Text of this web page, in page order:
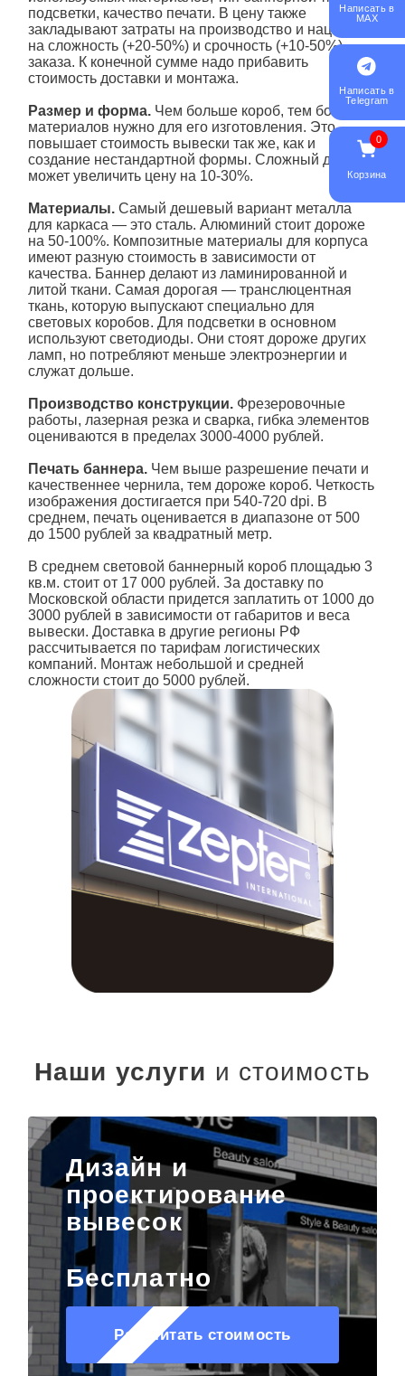
подсветки, качество печати. В цену также
закладывают затраты на производство и наценки
на сложность (+20-50%) и срочность (+10-50%)
заказа. К конечной сумме надо прибавить
стоимость доставки и монтажа.
Размер и форма.Чем больше короб, тем больше
материалов нужно для его изготовления. Это
повышает стоимость вывески так же, как и
создание нестандартной формы. Сложный дизайн
может увеличить цену на 10-30%.
Материалы. Самый дешевый вариант металла
для каркаса — это сталь. Алюминий стоит дороже
на 50-100%. Композитные материалы для корпуса
имеют разную стоимость в зависимости от
качества. Баннер делают из ламинированной и
литой ткани. Самая дорогая — транслюцентная
ткань, которую выпускают специально для
световых коробов. Для подсветки в основном
используют светодиоды. Они стоят дороже других
ламп, но потребляют меньше электроэнергии и
служат дольше.
Производство конструкции. Фрезеровочные
работы, лазерная резка и сварка, гибка элементов
оцениваются в пределах 3000-4000 рублей.
Печать баннера.Чем выше разрешение печати и
качественнее чернила, тем дороже короб. Четкость
изображения достигается при 540-720 dpi. В
среднем, печать оценивается в диапазоне от 500
до 1500 рублей за квадратный метр.
В среднем световой баннерный короб площадью 3
кв.м. стоит от 17 000 рублей. За доставку по
Московской области придется заплатить от 1000 до
3000 рублей в зависимости от габаритов и веса
вывески. Доставка в другие регионы РФ
рассчитывается по тарифам логистических
компаний. Монтаж небольшой и средней
сложности стоит до 5000 рублей.
Наши услуги и стоимость
Дизайн и
проектирование
вывесок
Бесплатно
Рассчитать стоимость
Написать в
MAX
Написать в
Telegram
0
Корзина